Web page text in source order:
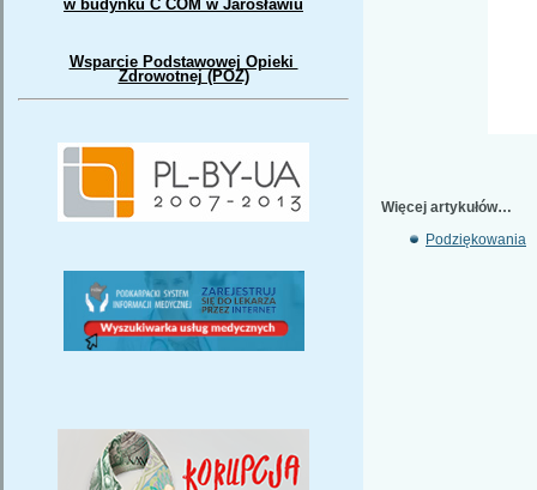
w budynku C COM w Jarosławiu
Wsparcie Podstawowej Opieki
Zdrowotnej (POZ)
Więcej artykułów…
Podziękowania